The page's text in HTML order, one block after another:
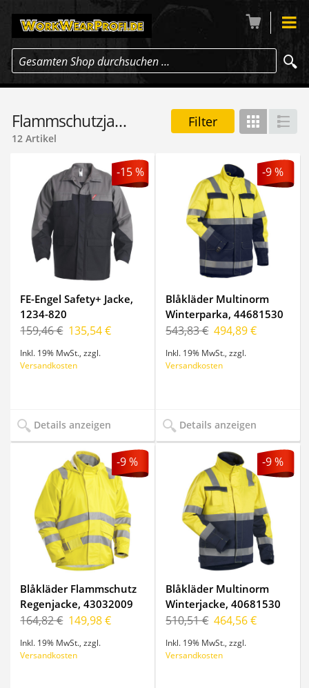
Gesamten Shop durchsuchen …
Flammschutzjacken Filter Gitter
12 Artikel
-15 %
FE-Engel Safety+ Jacke,
1234-820
159,46 € 135,54 €
Inkl. 19% MwSt. ,zzgl.
Versandkosten
Details anzeigen
-9 %
Blåkläder Multinorm
Winterparka, 44681530
543,83 € 494,89 €
Inkl. 19% MwSt. ,zzgl.
Versandkosten
Details anzeigen
-9 %
Blåkläder Flammschutz
Regenjacke, 43032009
164,82 € 149,98 €
Inkl. 19% MwSt. ,zzgl.
Versandkosten
-9 %
Blåkläder Multinorm
Winterjacke, 40681530
510,51 € 464,56 €
Inkl. 19% MwSt. ,zzgl.
Versandkosten